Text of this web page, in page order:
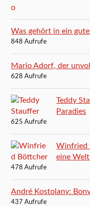
Was gehört in ein
848 Aufrufe
Mario Adorf, der
628 Aufrufe
Teddy
Paradies
625 Aufrufe
Winfried
eine
478 Aufrufe
André Kostolany:
437 Aufrufe